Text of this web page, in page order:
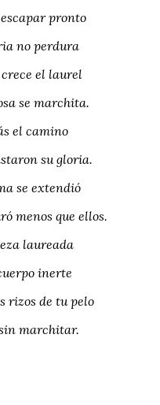
escapar pronto
no perdura
el laurel
se marchita.
el camino
su gloria.
se extendió
menos que ellos.
laureada
inerte
rizos de tu pelo
marchitar.